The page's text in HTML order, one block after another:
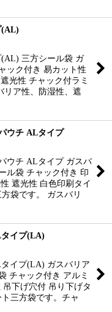
(AL)
三方シール袋 ガ
ック付き 易カット性
光性 チャック付ラミ
リア性、防湿性、遮
ウチ ALタイプ
ウチ ALタイプ ガスバ
ル袋 チャック付き 印
遮光性 白色印刷タイ
袋です。 ガスバリ
イプ(LA)
イプ(LA) ガスバリア
チャック付き アルミ
下げ穴付 吊り下げタ
三方袋です。チャ